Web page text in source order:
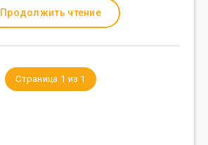
Продолжить чтение
Страница 1 из 1